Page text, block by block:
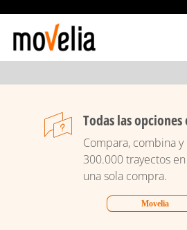
Todas las
Compara, combina
300.000 trayectos
una sola compra.
Movelia